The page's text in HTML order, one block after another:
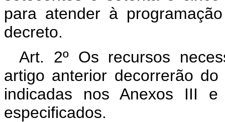
para atender à
decreto.
Art. 2º Os recursos
artigo anterior decorrerão
indicadas nos Anexos III
especificados.